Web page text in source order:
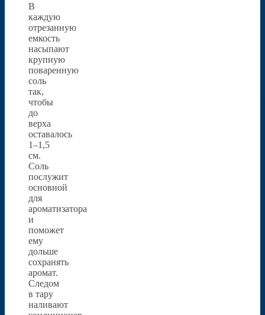
В
каждую
отрезанную
емкость
насыпают
крупную
поваренную
соль
так,
чтобы
до
верха
оставалось
1–1,5
см.
Соль
послужит
основной
для
ароматизатора
и
поможет
ему
дольше
сохранять
аромат.
Следом
в тару
наливают